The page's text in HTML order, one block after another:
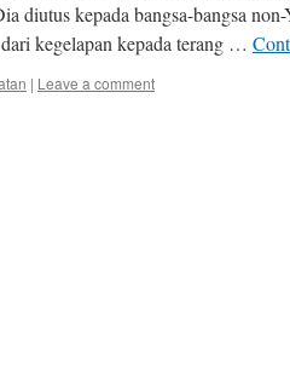
diutus kepada bangsa-bangsa
kegelapan kepada terang …
| Leave a comment